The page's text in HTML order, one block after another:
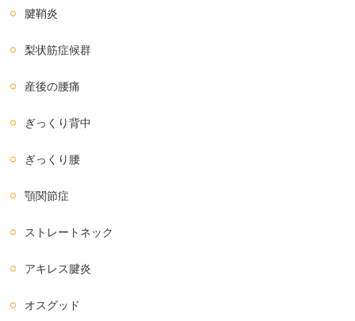
腱鞘炎
梨状筋症候群
産後の腰痛
ぎっくり背中
ぎっくり腰
顎関節症
ストレートネック
アキレス腱炎
オスグッド